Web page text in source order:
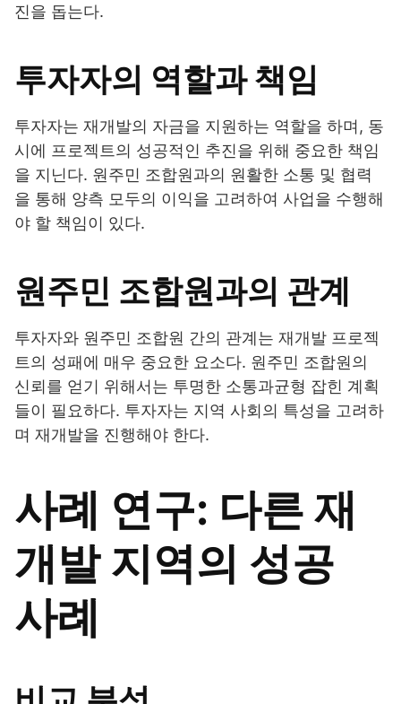
진을 돕는다.
투자자의 역할과 책임
투자자는 재개발의 자금을 지원하는 역할을 하며, 동
시에 프로젝트의 성공적인 추진을 위해 중요한 책임
을 지닌다. 원주민 조합원과의 원활한 소통 및 협력
을 통해 양측 모두의 이익을 고려하여 사업을 수행해
야 할 책임이 있다.
원주민 조합원과의 관계
투자자와 원주민 조합원 간의 관계는 재개발 프로젝
트의 성패에 매우 중요한 요소다. 원주민 조합원의
신뢰를 얻기 위해서는 투명한 소통과균형 잡힌 계획
들이 필요하다. 투자자는 지역 사회의 특성을 고려하
며 재개발을 진행해야 한다.
사례 연구: 다른 재
개발 지역의 성공
사례